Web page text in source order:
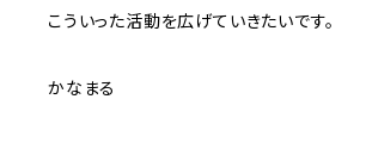
こういった活動を広げていきたいです。
かなまる